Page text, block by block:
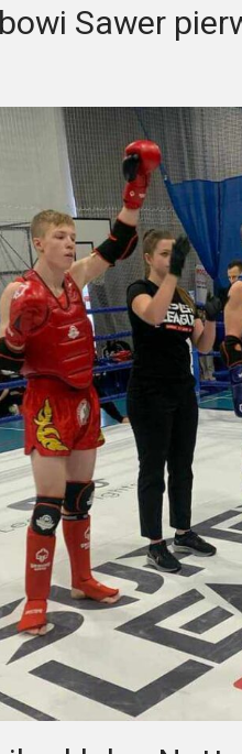
Sawer